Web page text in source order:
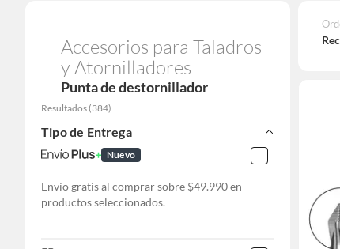
Accesorios para Taladros
y Atornilladores
Punta de destornillador
Resultados (384)
Tipo de Entrega
Nuevo
Envío gratis al comprar sobre $49.990 en
productos seleccionados.